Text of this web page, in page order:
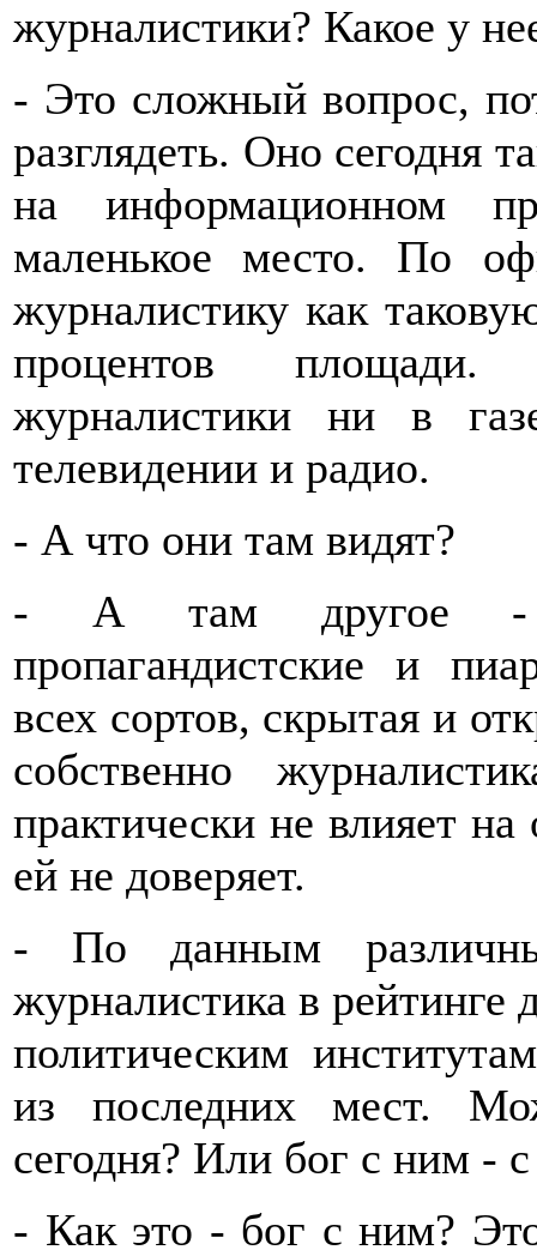
журналистики? Какое у
- Это сложный вопрос,
разглядеть. Оно сегодня
на информационном
маленькое место. По
журналистику как
процентов
журналистики ни в
телевидении и радио.
- А что они там видят?
- А там другое -
пропагандистские и
всех сортов, скрытая и
собственно
практически не влияет
ей не доверяет.
- По данным
журналистика в рейтинге
политическим
из последних мест.
сегодня? Или бог с ним -
- Как это - бог с ним?